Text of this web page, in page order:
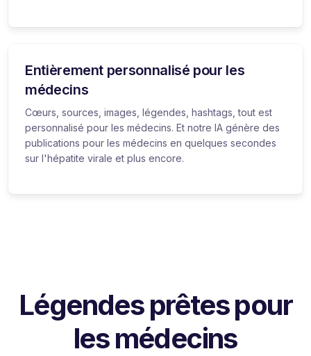
Entièrement personnalisé pour les
médecins
Cœurs, sources, images, légendes, hashtags, tout est
personnalisé pour les médecins. Et notre IA génère des
publications pour les médecins en quelques secondes
sur l'hépatite virale et plus encore.
Légendes prêtes pour
les médecins